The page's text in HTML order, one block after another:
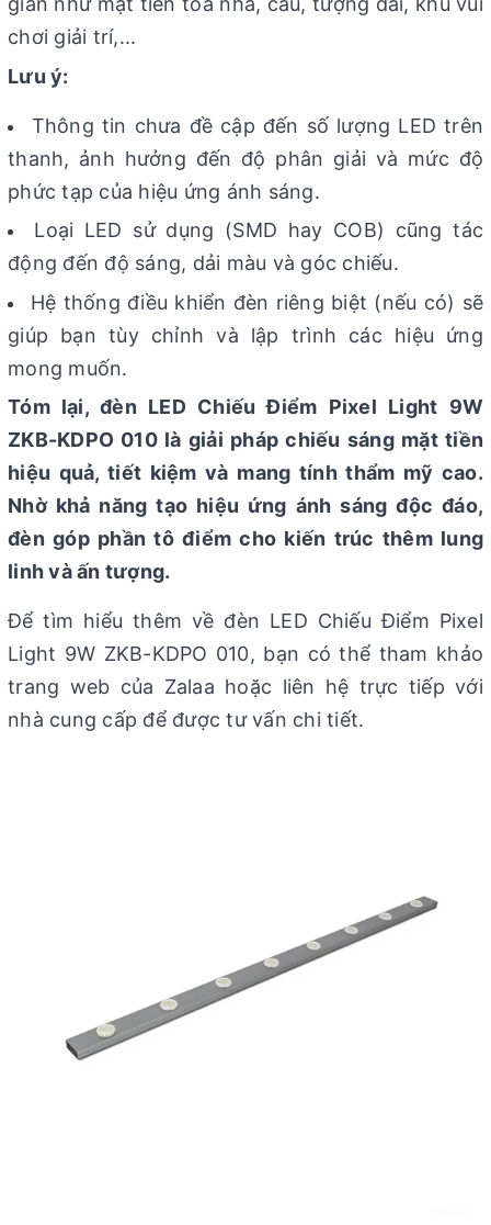
chơi giải trí,...
Lưu ý:
Thông tin chưa đề cập đến số lượng LED trên
thanh, ảnh hưởng đến độ phân giải và mức độ
phức tạp của hiệu ứng ánh sáng.
Loại LED sử dụng (SMD hay COB) cũng tác
động đến độ sáng, dải màu và góc chiếu.
Hệ thống điều khiển đèn riêng biệt (nếu có) sẽ
giúp bạn tùy chỉnh và lập trình các hiệu ứng
mong muốn.
Tóm lại, đèn LED Chiếu Điểm Pixel Light 9W
ZKB-KDPO 010 là giải pháp chiếu sáng mặt tiền
hiệu quả, tiết kiệm và mang tính thẩm mỹ cao.
Nhờ khả năng tạo hiệu ứng ánh sáng độc đáo,
đèn góp phần tô điểm cho kiến trúc thêm lung
linh và ấn tượng.
Để tìm hiểu thêm về đèn LED Chiếu Điểm Pixel
Light 9W ZKB-KDPO 010, bạn có thể tham khảo
trang web của Zalaa hoặc liên hệ trực tiếp với
nhà cung cấp để được tư vấn chi tiết.